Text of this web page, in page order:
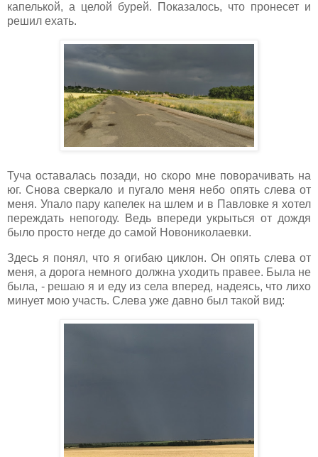
капелькой, а целой бурей. Показалось, что пронесет и
решил ехать.
Туча оставалась позади, но скоро мне поворачивать на
юг. Снова сверкало и пугало меня небо опять слева от
меня. Упало пару капелек на шлем и в Павловке я хотел
переждать непогоду. Ведь впереди укрыться от дождя
было просто негде до самой Новониколаевки.
Здесь я понял, что я огибаю циклон. Он опять слева от
меня, а дорога немного должна уходить правее. Была не
была, - решаю я и еду из села вперед, надеясь, что лихо
минует мою участь. Слева уже давно был такой вид: